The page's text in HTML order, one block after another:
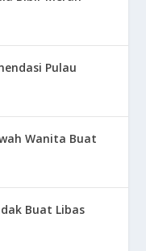
Pulau
Wanita Buat
Buat Libas